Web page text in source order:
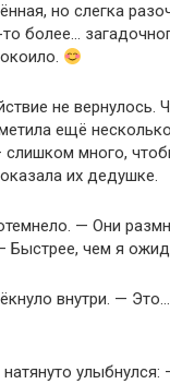
но слегка
более…
не вернулось.
ещё
слишком много,
их дедушке.
— Они
Быстрее, чем я
внутри. —